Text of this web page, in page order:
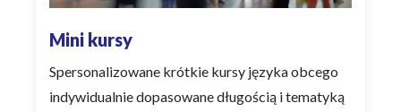
Mini kursy
Spersonalizowane krótkie kursy języka obcego
indywidualnie dopasowane długością i tematyką